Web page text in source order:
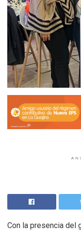
Con la presencia del